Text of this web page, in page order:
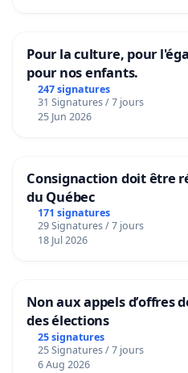
Pour la culture, pour
pour nos enfants.
247 signatures
31 Signatures / 7 jours
25 Jun 2026
Consignaction doit être
du Québec
171 signatures
29 Signatures / 7 jours
18 Jul 2026
Non aux appels d’offres
des élections
25 signatures
25 Signatures / 7 jours
6 Aug 2026